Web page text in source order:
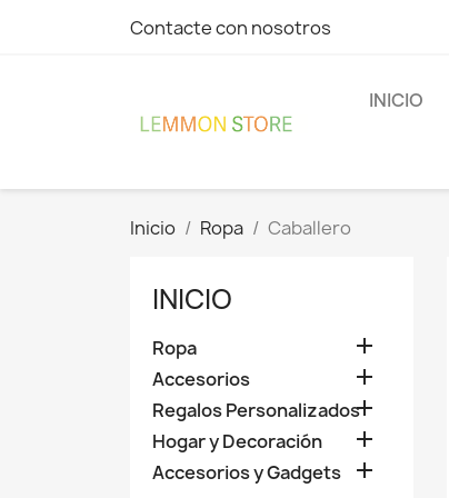
Contacte con nosotros
INICIO
Inicio Ropa Caballero
INICIO
Ropa 
Accesorios 
Regalos Personalizados
Hogar y Decoración 
Accesorios y Gadgets 